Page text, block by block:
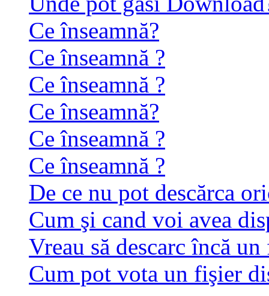
Ce înseamnă?
Ce înseamnă ?
Ce înseamnă ?
Ce înseamnă?
Ce înseamnă ?
Ce înseamnă ?
De ce nu pot descărca
Cum şi cand voi avea
Vreau să descarc încă
Cum pot vota un fişier